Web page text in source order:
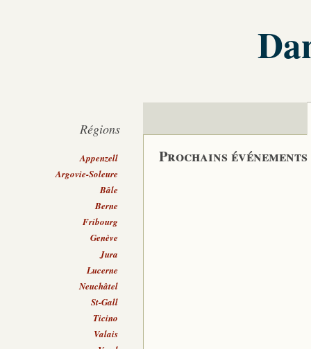
Prochains événements
Régions
Appenzell
Argovie-Soleure
Bâle
Berne
Fribourg
Genève
Jura
Lucerne
Neuchâtel
St-Gall
Ticino
Valais